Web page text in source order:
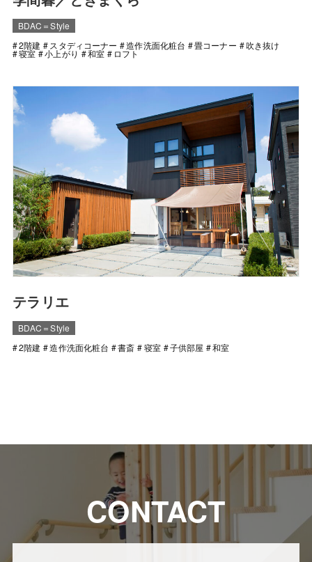
BDAC＝Style
2階建
スタディコーナー 造作洗面化粧台 畳コーナー 吹き抜け
寝室 小上がり 和室 ロフト
テラリエ
BDAC＝Style
2階建
造作洗面化粧台 書斎 寝室 子供部屋 和室
CONTACT